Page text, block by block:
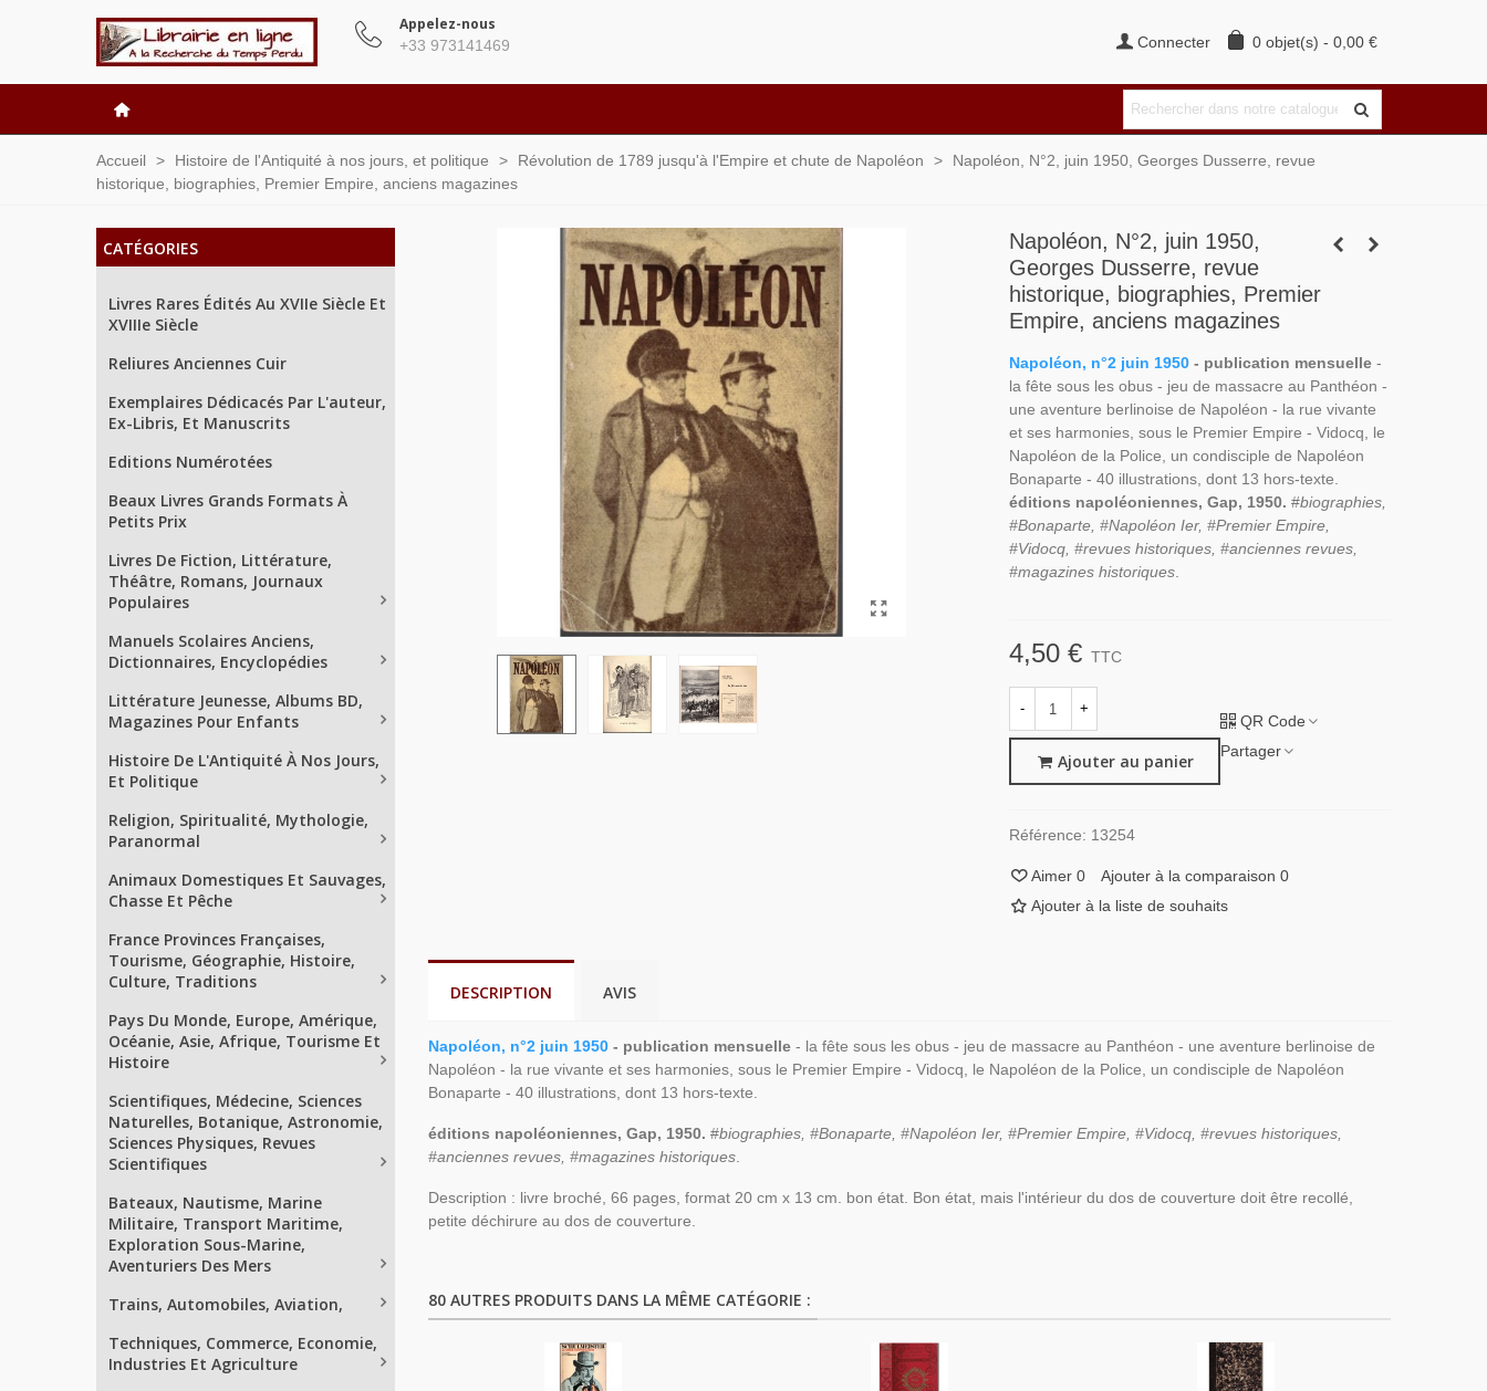
Appelez-nous
+33 973141469 Connecter 0 objet(s) - 0,00 €
Accueil > Histoire de l'Antiquité à nos jours, et politique > Révolution de 1789 jusqu'à l'Empire et chute de Napoléon >
Napoléon, N°2, juin 1950, Georges Dusserre, revue
historique, biographies, Premier Empire, anciens magazines
CATÉGORIES
Livres Rares Édités Au XVIIe Siècle Et
XVIIIe Siècle
Reliures Anciennes Cuir
Exemplaires Dédicacés Par L'auteur,
Ex-Libris, Et Manuscrits
Editions Numérotées
Beaux Livres Grands Formats À
Petits Prix
Livres De Fiction, Littérature,
Théâtre, Romans, Journaux
Populaires
Manuels Scolaires Anciens,
Dictionnaires, Encyclopédies
Littérature Jeunesse, Albums BD,
Magazines Pour Enfants
Histoire De L'Antiquité À Nos Jours,
Et Politique
Religion, Spiritualité, Mythologie,
Paranormal
Animaux Domestiques Et Sauvages,
Chasse Et Pêche
France Provinces Françaises,
Tourisme, Géographie, Histoire,
Culture, Traditions
Pays Du Monde, Europe, Amérique,
Océanie, Asie, Afrique, Tourisme Et
Histoire
Scientifiques, Médecine, Sciences
Naturelles, Botanique, Astronomie,
Sciences Physiques, Revues
Scientifiques
Bateaux, Nautisme, Marine
Militaire, Transport Maritime,
Exploration Sous-Marine,
Aventuriers Des Mers
Trains, Automobiles, Aviation,
Techniques, Commerce, Economie,
Industries Et Agriculture
Napoléon, N°2, juin 1950,
Georges Dusserre, revue
historique, biographies, Premier
Empire, anciens magazines
Napoléon, n°2 juin 1950- publication mensuelle-
la fête sous les obus - jeu de massacre au Panthéon -
une aventure berlinoise de Napoléon - la rue vivante
et ses harmonies, sous le Premier Empire - Vidocq, le
Napoléon de la Police, un condisciple de Napoléon
Bonaparte - 40 illustrations, dont 13 hors-texte.
éditions napoléoniennes, Gap, 1950. #biographies,
#Bonaparte, #Napoléon Ier, #Premier Empire,
#Vidocq, #revues historiques, #anciennes revues,
#magazines historiques.
4,50 € TTC
- +
Ajouter au panier
QR Code
Partager
Référence: 13254
Aimer 0 Ajouter à la comparaison 0
Ajouter à la liste de souhaits
DESCRIPTION AVIS
Napoléon, n°2 juin 1950 - publication mensuelle - la fête sous les obus - jeu de massacre au Panthéon - une aventure berlinoise de
Napoléon - la rue vivante et ses harmonies, sous le Premier Empire - Vidocq, le Napoléon de la Police, un condisciple de Napoléon
Bonaparte - 40 illustrations, dont 13 hors-texte.
éditions napoléoniennes, Gap, 1950. #biographies, #Bonaparte, #Napoléon Ier, #Premier Empire, #Vidocq, #revues historiques,
#anciennes revues, #magazines historiques.
Description : livre broché, 66 pages, format 20 cm x 13 cm. bon état. Bon état, mais l'intérieur du dos de couverture doit être recollé,
petite déchirure au dos de couverture.
80 AUTRES PRODUITS DANS LA MÊME CATÉGORIE :